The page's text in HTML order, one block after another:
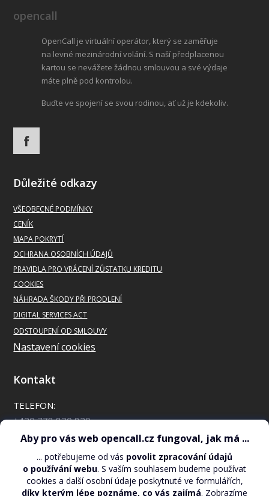
opencall
OpenCall je virtuální operátor, který se zaměřuje
na levné mezinárodní volání. S naší předplacenou
kartou se nevážete žádnou smlouvou a své výdaje
máte plně pod kontrolou.
Buďte ve spojení se svou rodinou, ať už je kdekoliv.
Důležité odkazy
VŠEOBECNÉ PODMÍNKY
CENÍK
MAPA POKRYTÍ
OCHRANA OSOBNÍCH ÚDAJŮ
PRAVIDLA PRO VRÁCENÍ ZŮSTATKU KREDITU
COOKIES
NÁHRADA ŠKODY PŘI PRODLENÍ
DIGITAL SERVICES ACT
ODSTOUPENÍ OD SMLOUVY
Nastavení cookies
Kontakt
TELEFON:
+420 778 820 820
*88 pro zákazníky OpenCall
AKTUÁLNÍ STAV KREDITU:
*110*#